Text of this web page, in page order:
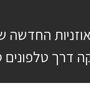
דרך טלפונים